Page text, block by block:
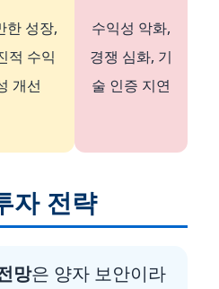
한 성장,
적 수익
개선
수익성 악화,
경쟁 심화, 기
술 인증 지연
자 전략
망은 양자 보안이라